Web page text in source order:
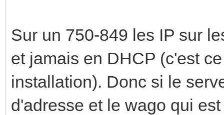
Sur un 750-849 les IP sur
et jamais en DHCP (c'est
installation). Donc si le
d'adresse et le wago qui